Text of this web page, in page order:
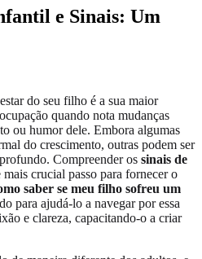
e Sinais: Um
do seu filho é a sua maior
quando nota mudanças
ou humor dele. Embora algumas
do crescimento, outras podem ser
Compreender os sinais de
crucial passo para fornecer o
saber se meu filho sofreu um
para ajudá-lo a navegar por essa
e clareza, capacitando-o a criar